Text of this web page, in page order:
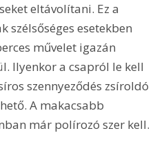
eltávolítani. Ez a
szélsőséges esetekben
művelet igazán
Ilyenkor a csapról le kell
szennyeződés zsíroldó
A makacsabb
már polírozó szer kell.